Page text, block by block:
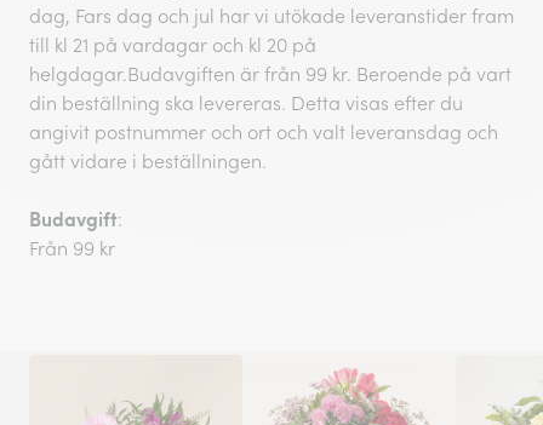
dag, Fars dag och jul har vi utökade leveranstider fram
till kl 21 på vardagar och kl 20 på
helgdagar.Budavgiften är från 99 kr. Beroende på vart
din beställning ska levereras. Detta visas efter du
angivit postnummer och ort och valt leveransdag och
gått vidare i beställningen.
Budavgift:
Från 99 kr